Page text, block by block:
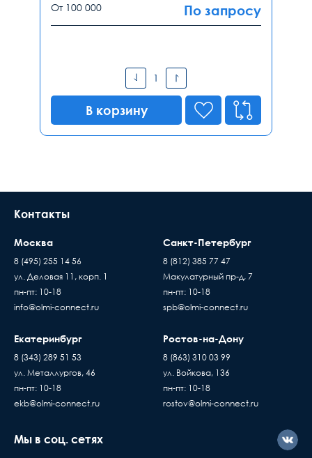
От 100 000 По запросу
В корзину
Контакты
Москва
8 (495) 255 14 56
ул. Деловая 11, корп. 1
пн-пт: 10-18
info@olmi-connect.ru
Санкт-Петербург
8 (812) 385 77 47
Макулатурный пр-д, 7
пн-пт: 10-18
spb@olmi-connect.ru
Екатеринбург
8 (343) 289 51 53
ул. Металлургов, 46
пн-пт: 10-18
ekb@olmi-connect.ru
Ростов-на-Дону
8 (863) 310 03 99
ул. Войкова, 136
пн-пт: 10-18
rostov@olmi-connect.ru
Мы в соц. сетях